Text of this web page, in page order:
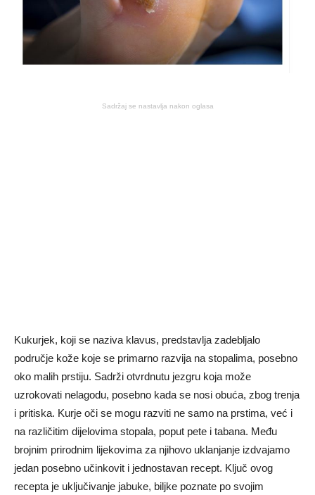
Sadržaj se nastavlja nakon oglasa
Kukurjek, koji se naziva klavus, predstavlja zadebljalo
područje kože koje se primarno razvija na stopalima, posebno
oko malih prstiju. Sadrži otvrdnutu jezgru koja može
uzrokovati nelagodu, posebno kada se nosi obuća, zbog trenja
i pritiska. Kurje oči se mogu razviti ne samo na prstima, već i
na različitim dijelovima stopala, poput pete i tabana. Među
brojnim prirodnim lijekovima za njihovo uklanjanje izdvajamo
jedan posebno učinkovit i jednostavan recept. Ključ ovog
recepta je uključivanje jabuke, biljke poznate po svojim